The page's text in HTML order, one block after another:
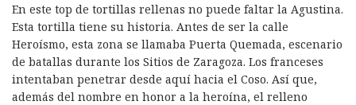
En este top de tortillas rellenas no puede faltar la Agustina.
Esta tortilla tiene su historia. Antes de ser la calle
Heroísmo, esta zona se llamaba Puerta Quemada, escenario
de batallas durante los Sitios de Zaragoza. Los franceses
intentaban penetrar desde aquí hacia el Coso. Así que,
además del nombre en honor a la heroína, el relleno